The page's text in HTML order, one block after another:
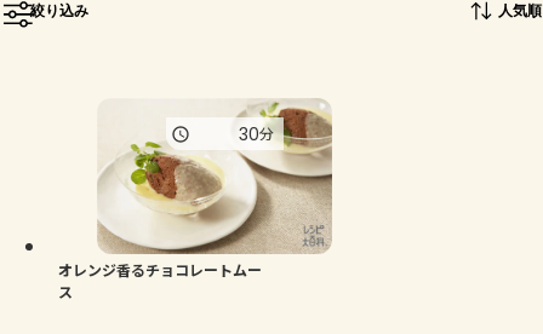
トーク
よくあるお問い合わせ
お買い物
絞り込み 人気順
オレンジ香るチョコレートムー
ス
30分